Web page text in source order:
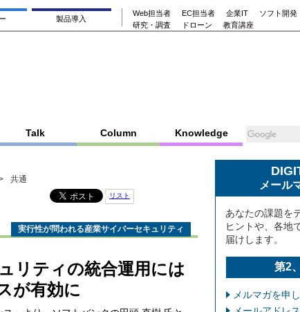
製品導入
Web担当者 EC担当者 企業IT ソフト開発
研究・調査
ドローン 教育講座
Talk Column Knowledge
共通
リスト
実行性が問われる産業サイバーセキュリティ
リティの統合運用には
が有効に
メール
あなたの課題を
ヒントや、各地
届けします。
第2
メルマガを申